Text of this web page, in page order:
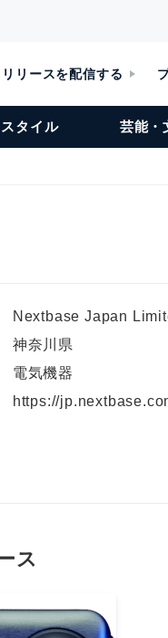
リースを配信する
タイル 芸能・
Nextbase Japan
神奈川県
電気機器
https://
ス